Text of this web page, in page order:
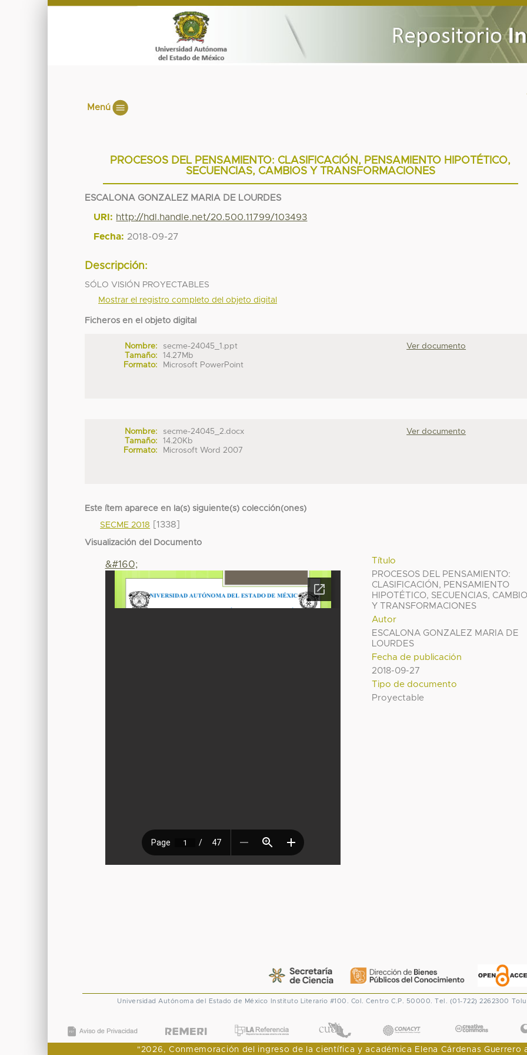
Menú
PROCESOS DEL PENSAMIENTO: CLASIFICACIÓN, PENSAMIENTO HIPOTÉTICO,
SECUENCIAS, CAMBIOS Y TRANSFORMACIONES
ESCALONA GONZALEZ MARIA DE LOURDES
URI: http://hdl.handle.net/20.500.11799/103493
Fecha: 2018-09-27
Descripción:
SÓLO VISIÓN PROYECTABLES
Mostrar el registro completo del objeto digital
Ficheros en el objeto digital
Nombre:
secme-24045_1.ppt
Tamaño:
14.27Mb
Formato:
Microsoft PowerPoint
Ver documento
Nombre:
secme-24045_2.docx
Tamaño:
14.20Kb
Formato:
Microsoft Word 2007
Ver documento
Este ítem aparece en la(s) siguiente(s) colección(ones)
SECME 2018
[1338]
Visualización del Documento
Título
PROCESOS DEL PENSAMIENTO:
CLASIFICACIÓN, PENSAMIENTO
HIPOTÉTICO, SECUENCIAS,
Y TRANSFORMACIONES
Autor
ESCALONA GONZALEZ MARIA DE
LOURDES
Fecha de publicación
2018-09-27
Tipo de documento
Proyectable
&#160;
Universidad Autónoma del Estado de México Instituto Literario #100. Col. Centro C.P. 50000. Tel. (01-722) 2262300
"2026, Conmemoración del ingreso de la científica y académica Elena Cárdenas